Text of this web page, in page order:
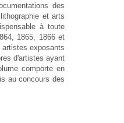
des
et arts
à toute
1865, 1866 et
exposants
d'artistes ayant
comporte en
au concours des